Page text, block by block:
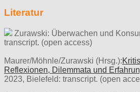
Literatur
Zurawski: Überwachen und
transcript. (open access)
Maurer/Möhnle/Zurawski (Hrsg.):
Reflexionen, Dilemmata und
2023, Bielefeld: transcript. (open